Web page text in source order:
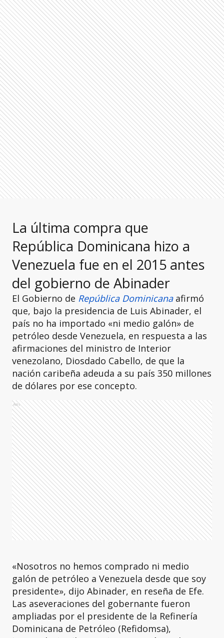
La última compra que
República Dominicana hizo a
Venezuela fue en el 2015 antes
del gobierno de Abinader
El Gobierno de República Dominicana afirmó
que, bajo la presidencia de Luis Abinader, el
país no ha importado «ni medio galón» de
petróleo desde Venezuela, en respuesta a las
afirmaciones del ministro de Interior
venezolano, Diosdado Cabello, de que la
nación caribeña adeuda a su país 350 millones
de dólares por ese concepto.
Ads
«Nosotros no hemos comprado ni medio
galón de petróleo a Venezuela desde que soy
presidente», dijo Abinader, en reseña de Efe.
Las aseveraciones del gobernante fueron
ampliadas por el presidente de la Refinería
Dominicana de Petróleo (Refidomsa),